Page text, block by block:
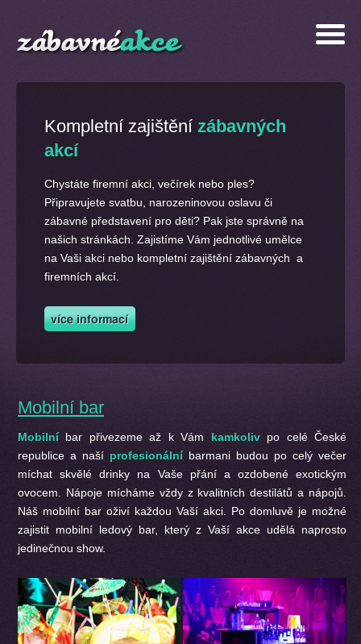
Kompletní zajištění zábavných
akcí
Chystáte firemní akci, večírek nebo ples?
Připravujete svatbu, narozeninovou oslavu či
zábavné představení pro děti? Pak jste správně na
našich stránkách. Zajistíme Vám jednotlivé umělce
na Vaši akci nebo kompletní zajištění zábavných a
firemních akcí.
Mobilní bar
Mobilní bar přivezeme až k Vám kamkolivpo celé České
republice a naší profesionálníbarmani budou po celý večer
míchat skvělé drinky na Vaše přání a ozdobené exotickým
ovocem. Nápoje mícháme vždy z kvalitních destilátů a nápojů.
Náš mobilní bar oživí každou Vaší akci. Po domluvě je možné
zajistit mobilní ledový bar, který z Vaší akce udělá naprosto
jedinečnou show.